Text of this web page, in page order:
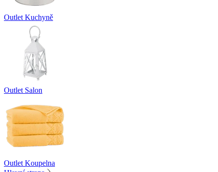
Outlet Kuchyně
Outlet Salon
Outlet Koupelna